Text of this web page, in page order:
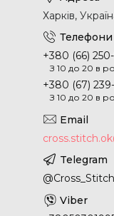
Харків,
+380 (66)
З 10 до 20 в
+380 (67)
З 10 до 20 в